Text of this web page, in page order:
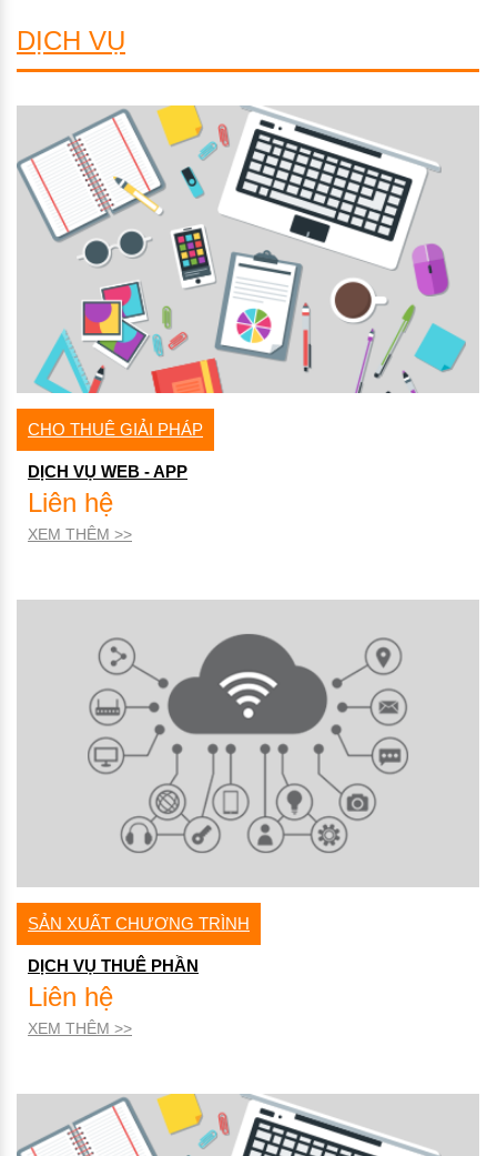
DỊCH VỤ
SẢN XUẤT CHƯƠNG TRÌNH
XÂY DỰNG WEBSITE
BỘ NHẬN DẠNG THƯƠNG HIÊU
CHO THUÊ GIẢI PHÁP
DỊCH VỤ WEB - APP
Liên hệ
XEM THÊM >>
SẢN XUẤT CHƯƠNG TRÌNH
DỊCH VỤ THUÊ PHẦN
Liên hệ
XEM THÊM >>